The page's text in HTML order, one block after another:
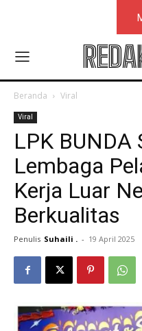
Beranda Viral
Viral
LPK BUNDA
Lembaga
Kerja Luar
Berkualitas
Penulis Suhaili . - 19 April 2025